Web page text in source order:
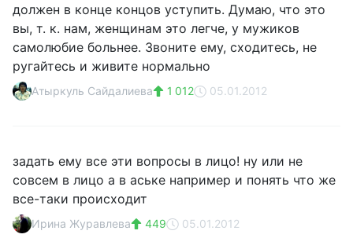
должен в конце концов уступить. Думаю, что это
вы, т. к. нам, женщинам это легче, у мужиков
самолюбие больнее. Звоните ему, сходитесь, не
ругайтесь и живите нормально
Атыркуль Сайдалиева 1 012 05.01.2012
задать ему все эти вопросы в лицо! ну или не
совсем в лицо а в аське например и понять что же
все-таки происходит
Ирина Журавлева 449 05.01.2012